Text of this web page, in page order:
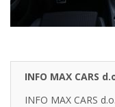
INFO MAX CARS
INFO MAX CARS